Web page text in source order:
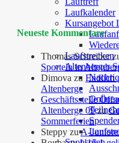
Laufkalender
Kursangebot
Laufstrecken
Altenberger
Neueste Kommentare
Thomas Schreiber
Sporteln in
Dimova zu Endlich
Altenberge
Geschäftsstelle
Altenberge 09zu
Sommerferien
Steppy zuA-